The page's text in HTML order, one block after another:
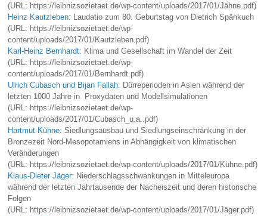
(URL: https://leibnizsozietaet.de/wp-content/uploads/2017/01/Jähne.pdf)
Heinz Kautzleben: Laudatio zum 80. Geburtstag von Dietrich Spänkuch
(URL: https://leibnizsozietaet.de/wp-
content/uploads/2017/01/Kautzleben.pdf)
Karl-Heinz Bernhardt: Klima und Gesellschaft im Wandel der Zeit
(URL: https://leibnizsozietaet.de/wp-
content/uploads/2017/01/Bernhardt.pdf)
Ulrich Cubasch und Bijan Fallah: Dürreperioden in Asien während der
letzten 1000 Jahre in Proxydaten und Modellsimulationen
(URL: https://leibnizsozietaet.de/wp-
content/uploads/2017/01/Cubasch_u.a..pdf)
Hartmut Kühne: Siedlungsausbau und Siedlungseinschränkung in der
Bronzezeit Nord-Mesopotamiens in Abhängigkeit von klimatischen
Veränderungen
(URL: https://leibnizsozietaet.de/wp-content/uploads/2017/01/Kühne.pdf)
Klaus-Dieter Jäger: Niederschlagsschwankungen in Mitteleuropa
während der letzten Jahrtausende der Nacheiszeit und deren historische
Folgen
(URL: https://leibnizsozietaet.de/wp-content/uploads/2017/01/Jäger.pdf)